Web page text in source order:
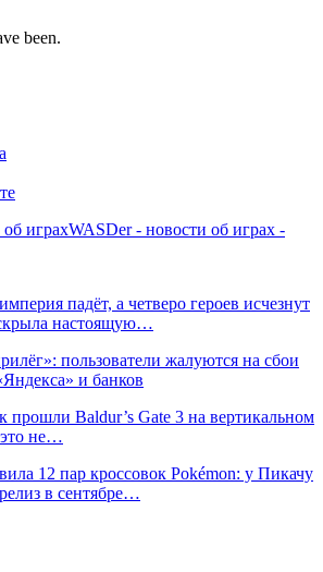
been.
WASDer - новости об играх -
падёт, а четверо героев исчезнут
настоящую…
пользователи жалуются на сбои
и банков
прошли Baldur’s Gate 3 на вертикальном
не…
12 пар кроссовок Pokémon: у Пикачу
в сентябре…